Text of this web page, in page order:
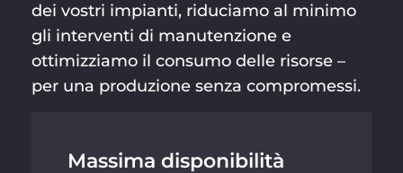
dei vostri impianti, riduciamo al minimo
gli interventi di manutenzione e
ottimizziamo il consumo delle risorse –
per una produzione senza compromessi.
Massima disponibilità